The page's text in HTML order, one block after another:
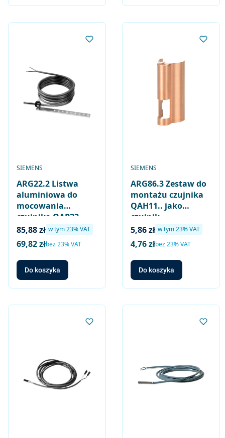
ARG22.2 Listwa
aluminiowa do
mocowania
czujnika QAP22
PRODUCENT
SIEMENS
Cena brutto
85,88 zł w tym %s VAT
w tym23%VAT
Cena netto
69,82 złbez 23% VAT
Do koszyka
ARG86.3 Zestaw do
montażu czujnika
QAH11.. jako
czujnik
przełączający
PRODUCENT
SIEMENS
Cena brutto
5,86 zł w tym %s VAT
w tym23%VAT
Cena netto
4,76 złbez 23% VAT
Do koszyka